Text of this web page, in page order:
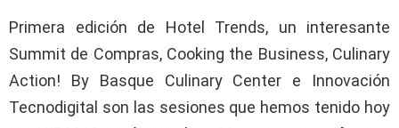
Primera edición de Hotel Trends, un interesante
Summit de Compras, Cooking the Business, Culinary
Action! By Basque Culinary Center e Innovación
Tecnodigital son las sesiones que hemos tenido hoy